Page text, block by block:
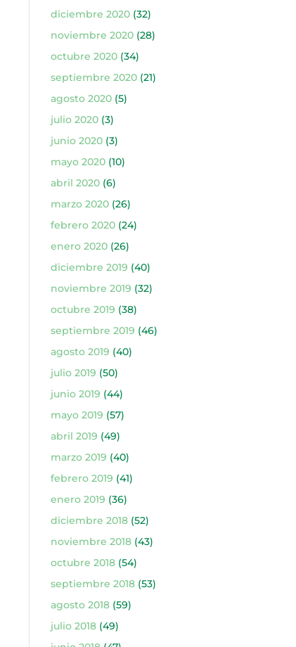
diciembre 2020(32)
noviembre 2020(28)
octubre 2020(34)
septiembre 2020(21)
agosto 2020(5)
julio 2020(3)
junio 2020(3)
mayo 2020(10)
abril 2020(6)
marzo 2020(26)
febrero 2020(24)
enero 2020(26)
diciembre 2019 (40)
noviembre 2019 (32)
octubre 2019 (38)
septiembre 2019 (46)
agosto 2019 (40)
julio 2019 (50)
junio 2019 (44)
mayo 2019 (57)
abril 2019 (49)
marzo 2019 (40)
febrero 2019 (41)
enero 2019 (36)
diciembre 2018(52)
noviembre 2018(43)
octubre 2018(54)
septiembre 2018(53)
agosto 2018(59)
julio 2018(49)